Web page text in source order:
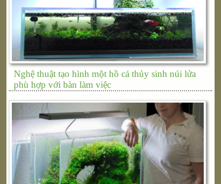
Nghệ thuật tạo hình một hồ cá thủy sinh núi lửa
phù hợp với bàn làm việc